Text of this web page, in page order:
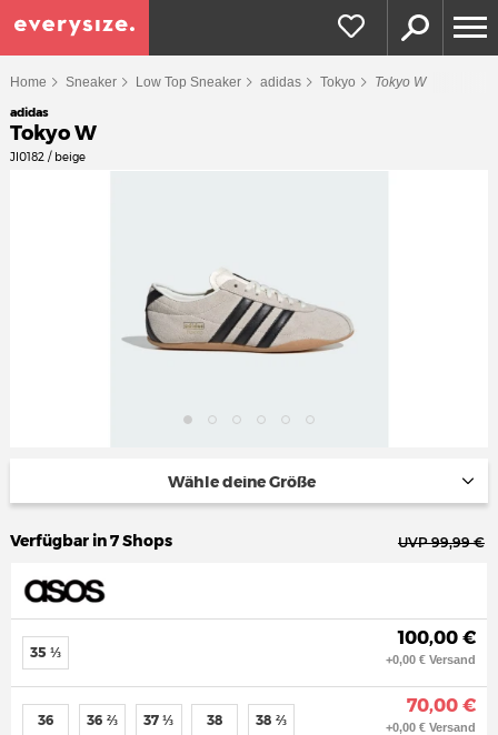
Home Sneaker Low Top Sneaker adidas Tokyo Tokyo W
adidas
Tokyo W
JI0182 / beige
Wähle deine Größe
Verfügbar in 7 Shops UVP 99,99 €
35 ⅓
100,00 €
+0,00 € Versand
36 36 ⅔ 37 ⅓ 38 38 ⅔
70,00 €
+0,00 € Versand